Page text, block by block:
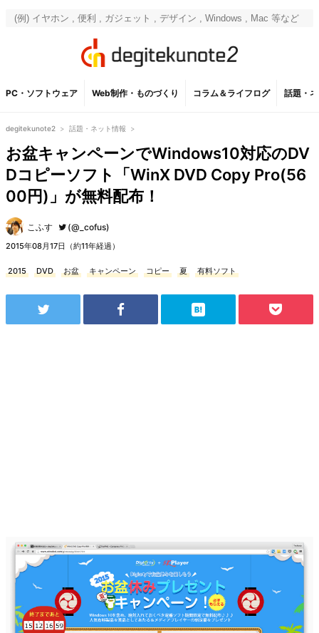
PC・ソフトウェア Web制作・ものづくり コラム＆ライフログ 話題・
degitekunote2 > 話題・ネット情報 >
お盆キャンペーンでWindows10対応のDV
Dコピーソフト「WinX DVD Copy Pro(56
00円)」が無料配布！
こふす (@_cofus)
2015年08月17日（約11年経過）
2015 DVD お盆 キャンペーン コピー 夏 有料ソフト